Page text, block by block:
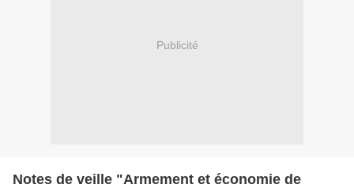
Publicité
Notes de veille "Armement et économie de